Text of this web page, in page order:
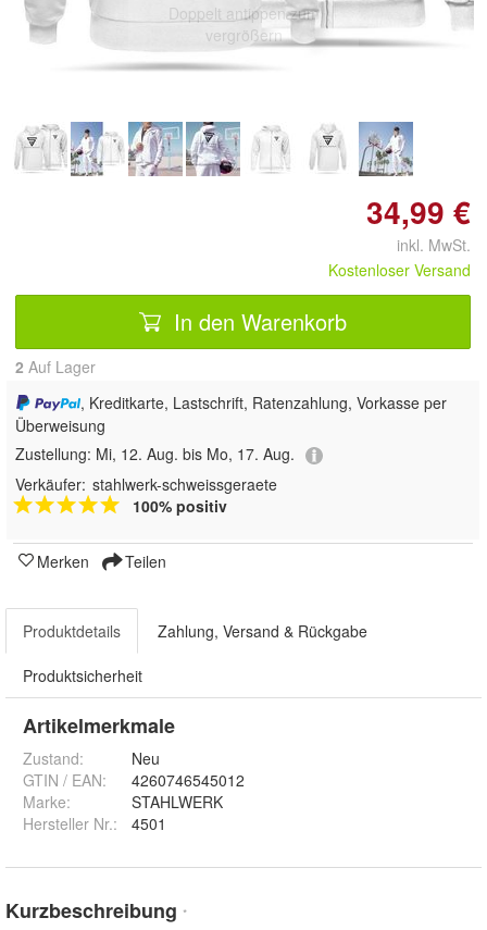
Doppelt antippen zum
vergrößern
34,99 €
inkl. MwSt.
Kostenloser Versand
In den Warenkorb
2 Auf Lager
, Kreditkarte, Lastschrift, Ratenzahlung, Vorkasse per
Überweisung
Zustellung: Mi, 12. Aug. bis Mo, 17. Aug.
Verkäufer: stahlwerk-schweissgeraete
100% positiv
Merken Teilen
Produktdetails Zahlung, Versand & Rückgabe
Produktsicherheit
Artikelmerkmale
Zustand:
Neu
GTIN / EAN:
4260746545012
Marke:
STAHLWERK
Hersteller Nr.:
4501
Kurzbeschreibung *